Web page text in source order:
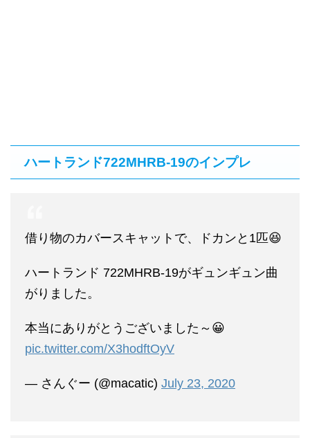
ハートランド722MHRB-19のインプレ
借り物のカバースキャットで、ドカンと1匹😆
ハートランド 722MHRB-19がギュンギュン曲
がりました。
本当にありがとうございました～😀
pic.twitter.com/X3hodftOyV
— さんぐー (@macatic) July 23, 2020